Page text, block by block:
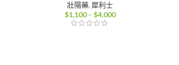
壯陽藥, 犀利士
$1,100 – $4,000價